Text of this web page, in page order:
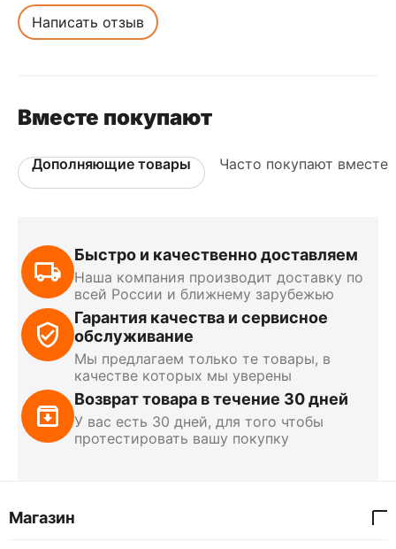
Написать отзыв
Вместе покупают
Дополняющие товары Часто покупают вместе
Быстро и качественно доставляем
Наша компания производит доставку по
всей России и ближнему зарубежью
Гарантия качества и сервисное
обслуживание
Мы предлагаем только те товары, в
качестве которых мы уверены
Возврат товара в течение 30 дней
У вас есть 30 дней, для того чтобы
протестировать вашу покупку
Магазин